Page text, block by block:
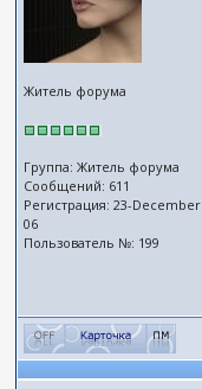
Житель форума
Группа: Житель форума
Сообщений: 611
Регистрация: 23-December
06
Пользователь №: 199